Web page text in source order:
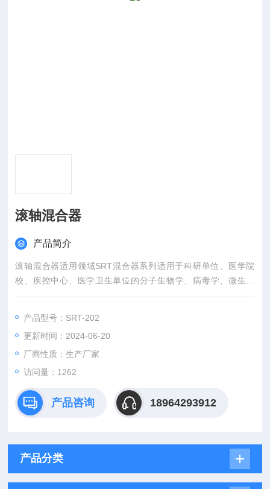
滚轴混合器
产品简介
滚轴混合器适用领域SRT混合器系列适用于科研单位、医学院
校、疾控中心、医学卫生单位的分子生物学、病毒学、微生物
学、病理学、免疫学等实验室等。
产品型号：SRT-202
更新时间：2024-06-20
厂商性质：生产厂家
访问量：1262
产品咨询 18964293912
产品分类